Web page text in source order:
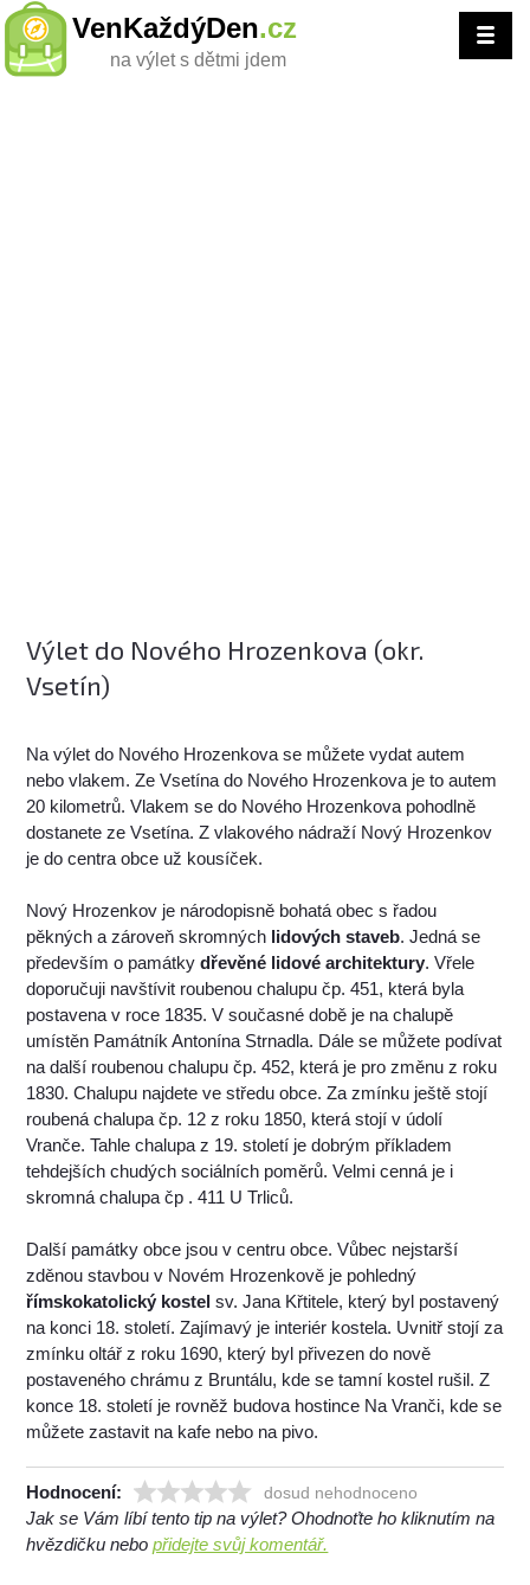
VenKaždýDen.cz
na výlet s dětmi jdem
Výlet do Nového Hrozenkova (okr.
Vsetín)
Na výlet do Nového Hrozenkova se můžete vydat autem
nebo vlakem. Ze Vsetína do Nového Hrozenkova je to autem
20 kilometrů. Vlakem se do Nového Hrozenkova pohodlně
dostanete ze Vsetína. Z vlakového nádraží Nový Hrozenkov
je do centra obce už kousíček.
Nový Hrozenkov je národopisně bohatá obec s řadou
pěkných a zároveň skromných lidových staveb. Jedná se
především o památkydřevěné lidové architektury. Vřele
doporučuji navštívit roubenou chalupu čp. 451, která byla
postavena v roce 1835. V současné době je na chalupě
umístěn Památník Antonína Strnadla. Dále se můžete podívat
na další roubenou chalupu čp. 452, která je pro změnu z roku
1830. Chalupu najdete ve středu obce. Za zmínku ještě stojí
roubená chalupa čp. 12 z roku 1850, která stojí v údolí
Vranče. Tahle chalupa z 19. století je dobrým příkladem
tehdejších chudých sociálních poměrů. Velmi cenná je i
skromná chalupa čp . 411 U Trliců.
Další památky obce jsou v centru obce. Vůbec nejstarší
zděnou stavbou v Novém Hrozenkově je pohledný
římskokatolický kostel sv. Jana Křtitele, který byl postavený
na konci 18. století. Zajímavý je interiér kostela. Uvnitř stojí za
zmínku oltář z roku 1690, který byl přivezen do nově
postaveného chrámu z Bruntálu, kde se tamní kostel rušil. Z
konce 18. století je rovněž budova hostince Na Vranči, kde se
můžete zastavit na kafe nebo na pivo.
Hodnocení: dosud nehodnoceno
Jak se Vám líbí tento tip na výlet? Ohodnoťte ho kliknutím na
hvězdičku nebopřidejte svůj komentář.